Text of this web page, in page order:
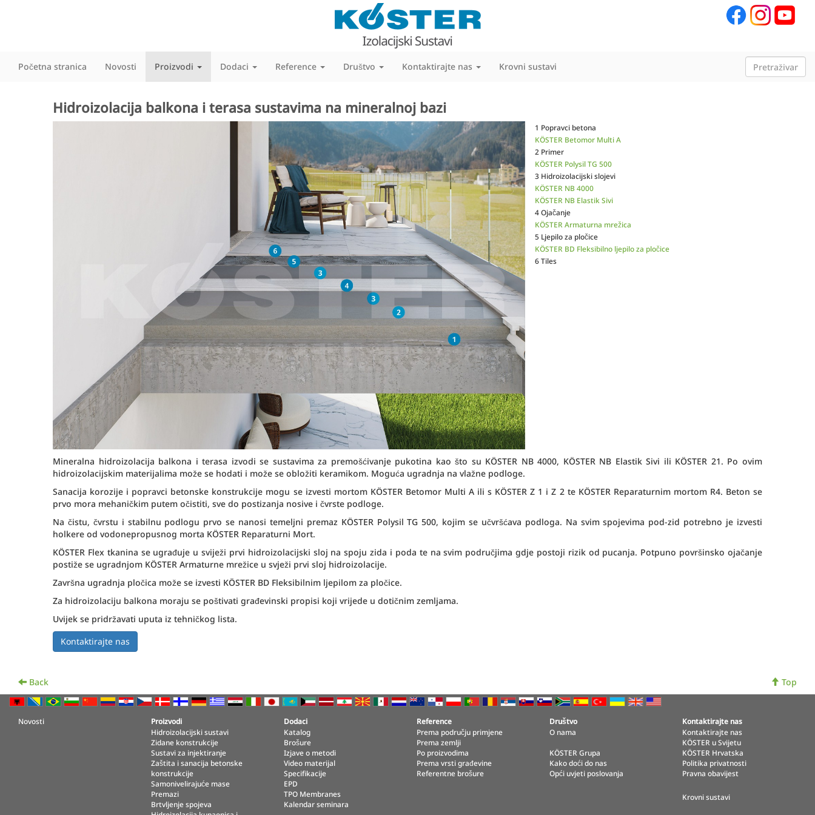
Početna stranica Novosti Proizvodi Dodaci Reference Društvo Kontaktirajte nas Krovni sustavi
Hidroizolacija balkona i terasa sustavima na mineralnoj bazi
1 Popravci betona
KÖSTER Betomor Multi A
2 Primer
KÖSTER Polysil TG 500
3 Hidroizolacijski slojevi
KÖSTER NB 4000
KÖSTER NB Elastik Sivi
4 Ojačanje
KÖSTER Armaturna mrežica
5 Ljepilo za pločice
KÖSTER BD Fleksibilno ljepilo za pločice
6 Tiles
Mineralna hidroizolacija balkona i terasa izvodi se sustavima za premošćivanje pukotina kao što su KÖSTER NB 4000, KÖSTER NB Elastik Sivi ili KÖSTER 21. Po ovim
hidroizolacijskim materijalima može se hodati i može se obložiti keramikom. Moguća ugradnja na vlažne podloge.
Sanacija korozije i popravci betonske konstrukcije mogu se izvesti mortom KÖSTER Betomor Multi A ili s KÖSTER Z 1 i Z 2 te KÖSTER Reparaturnim mortom R4. Beton se
prvo mora mehaničkim putem očistiti, sve do postizanja nosive i čvrste podloge.
Na čistu, čvrstu i stabilnu podlogu prvo se nanosi temeljni premaz KÖSTER Polysil TG 500, kojim se učvršćava podloga. Na svim spojevima pod-zid potrebno je izvesti
holkere od vodonepropusnog morta KÖSTER Reparaturni Mort.
KÖSTER Flex tkanina se ugrađuje u sviježi prvi hidroizolacijski sloj na spoju zida i poda te na svim područjima gdje postoji rizik od pucanja. Potpuno površinsko ojačanje
postiže se ugradnjom KÖSTER Armaturne mrežice u svježi prvi sloj hidroizolacije.
Završna ugradnja pločica može se izvesti KÖSTER BD Fleksibilnim ljepilom za pločice.
Za hidroizolaciju balkona moraju se poštivati građevinski propisi koji vrijede u dotičnim zemljama.
Uvijek se pridržavati uputa iz tehničkog lista.
Back Top
Novosti
Proizvodi
Hidroizolacijski sustavi
Zidane konstrukcije
Sustavi za injektiranje
Zaštita i sanacija betonske
konstrukcije
Samonivelirajuće mase
Premazi
Brtvljenje spojeva
Dodaci
Katalog
Brošure
Izjave o metodi
Video materijal
Specifikacije
EPD
TPO Membranes
Kalendar seminara
Reference
Prema području primjene
Prema zemlji
Po proizvodima
Prema vrsti građevine
Referentne brošure
Društvo
O nama
KÖSTER Grupa
Kako doći do nas
Opći uvjeti poslovanja
Kontaktirajte nas
Kontaktirajte nas
KÖSTER u Svijetu
KÖSTER Hrvatska
Politika privatnosti
Pravna obavijest
Krovni sustavi